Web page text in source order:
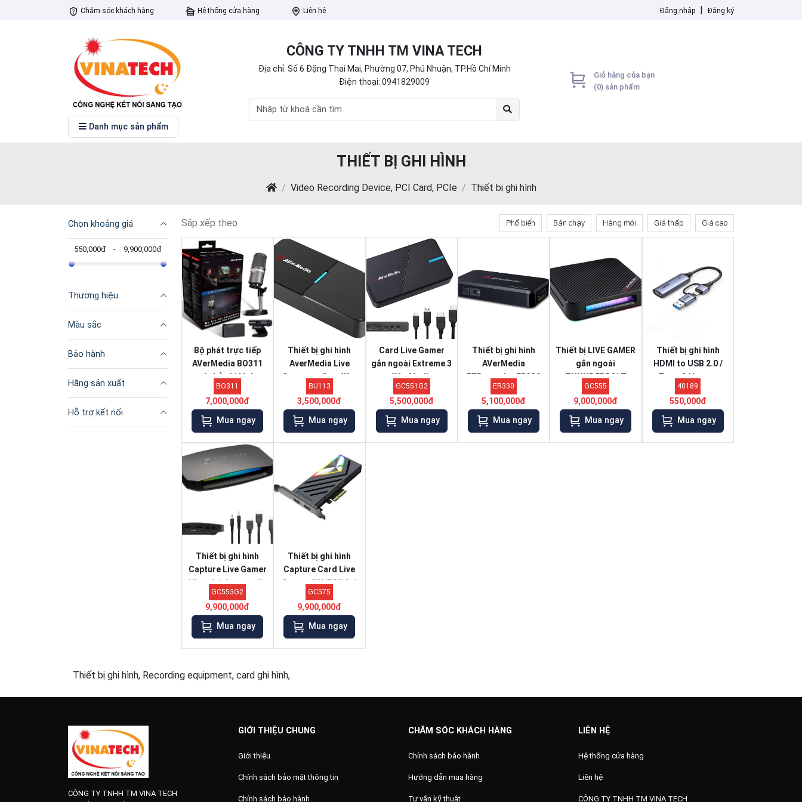
Chăm sóc khách hàng Hệ thống cửa hàng Liên hệ Đăng nhập | Đăng ký
Danh mục sản phẩm
CÔNG TY TNHH TM VINA TECH
Địa chỉ: Số 6 Đặng Thai Mai, Phường 07, Phú Nhuận, TP.Hồ Chí Minh
Điện thoại: 0941829009
Giỏ hàng của bạn
(0) sản phẩm
THIẾT BỊ GHI HÌNH
Video Recording Device, PCI Card, PCIe Thiết bị ghi hình
Chọn khoảng giá
550,000đ - 9,900,000đ
Thương hiệu
Màu sắc
Bảo hành
Hãng sản xuất
Hỗ trợ kết nối
Sắp xếp theo Phổ biến Bán chạy Hàng mới Giá thấp Giá cao
Bộ phát trực tiếp
AVerMedia BO311
có thẻ ghi hình,
Webcam 1080p và
Micrô USB để phát
trực tuyến, ...
BO311
7,000,000đ
Mua ngay
Thiết bị ghi hình
AverMedia Live
Streamer Cap 4K –
BU113
BU113
3,500,000đ
Mua ngay
Card Live Gamer
gắn ngoài Extreme 3
AVerMedia
GC551G2
GC551G2
5,500,000đ
Mua ngay
Thiết bị ghi hình
AVerMedia
EZRecorder ER330
ER330
5,100,000đ
Mua ngay
Thiết bị LIVE GAMER
gắn ngoài
THUNDERBOLT
CAPTURE BOX
Avermedia GC555
GC555
9,000,000đ
Mua ngay
Thiết bị ghi hình
HDMI to USB 2.0 /
Type-C Ugreen
40189
40189
550,000đ
Mua ngay
Thiết bị ghi hình
Capture Live Gamer
Ultra 2.1 Avermedia
GC553G2
GC553G2
9,900,000đ
Mua ngay
Thiết bị ghi hình
Capture Card Live
Gamer 4K HDMI 2.1
AverMedia GC575
GC575
9,900,000đ
Mua ngay
Thiết bị ghi hình, Recording equipment, card ghi hình,
CÔNG TY TNHH TM VINA TECH
GIỚI THIỆU CHUNG
Giới thiệu
Chính sách bảo mật thông tin
Chính sách bảo hành
CHĂM SÓC KHÁCH HÀNG
Chính sách bảo hành
Hướng dẫn mua hàng
Tư vấn kỹ thuật
LIÊN HỆ
Hệ thống cửa hàng
Liên hệ
CÔNG TY TNHH TM VINA TECH